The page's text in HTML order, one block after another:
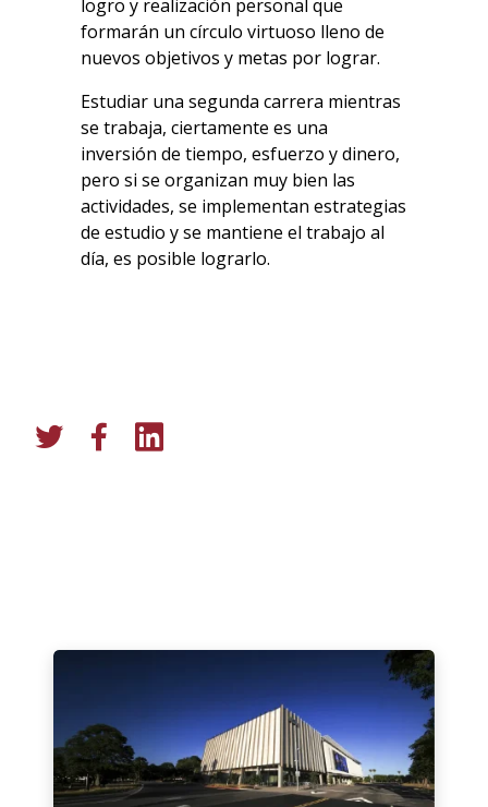
logro y realización personal que
formarán un círculo virtuoso lleno de
nuevos objetivos y metas por lograr.
Estudiar una segunda carrera mientras
se trabaja, ciertamente es una
inversión de tiempo, esfuerzo y dinero,
pero si se organizan muy bien las
actividades, se implementan estrategias
de estudio y se mantiene el trabajo al
día, es posible lograrlo.